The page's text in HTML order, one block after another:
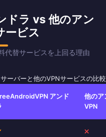
ドラ vs 他のアン
ービス
代替サービスを上回る理由
ーバーと他のVPNサービスの比較
アンド
他のア
VPN
はい